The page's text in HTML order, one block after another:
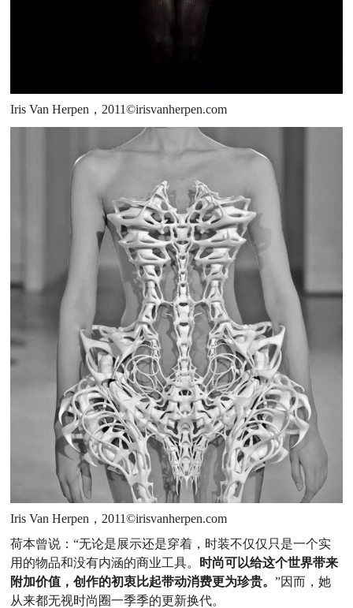
Iris Van Herpen，2011©irisvanherpen.com
Iris Van Herpen，2011©irisvanherpen.com
荷本曾说：“无论是展示还是穿着，时装不仅仅只是一个实
用的物品和没有内涵的商业工具。
时尚可以给这个世界带来
附加价值，创作的初衷比起带动消费更为珍贵。”因而，她
从来都无视时尚圈一季季的更新换代。